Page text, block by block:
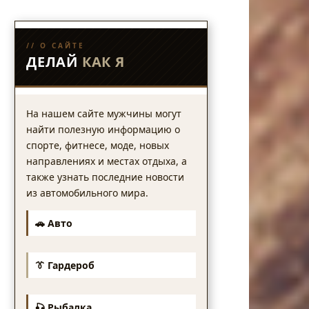
// О САЙТЕ
ДЕЛАЙ КАК Я
На нашем сайте мужчины могут
найти полезную информацию о
спорте, фитнесе, моде, новых
направлениях и местах отдыха, а
также узнать последние новости
из автомобильного мира.
🚗 Авто
👔 Гардероб